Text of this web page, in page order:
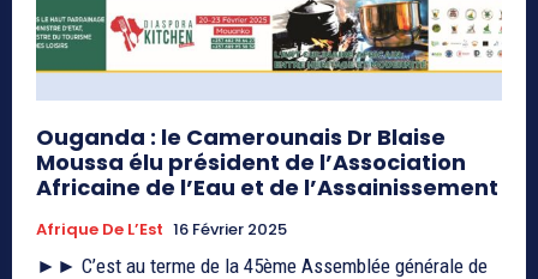
Ouganda : le Camerounais Dr Blaise
Moussa élu président de l’Association
Africaine de l’Eau et de l’Assainissement
Afrique De L’Est 16 Février 2025
►► C’est au terme de la 45ème Assemblée générale de